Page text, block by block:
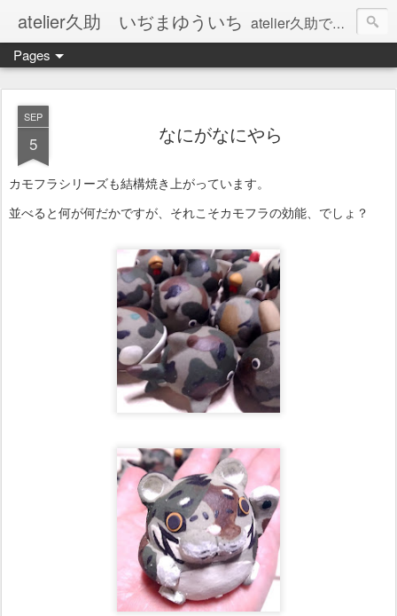
atelier久助 いぢまゆういち atelier久助では土と火から暖かなモノたちを生み出しています。 ご覧になられた方が和んで頂ければ幸いです。
Pages
SEP
5 なにがなにやら
カモフラシリーズも結構焼き上がっています。
並べると何が何だかですが、それこそカモフラの効能、でしょ？